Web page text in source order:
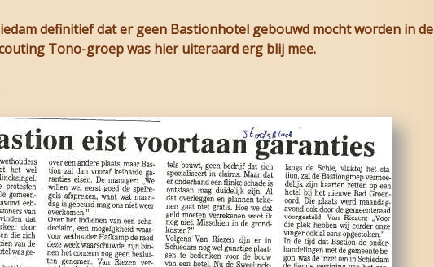
definitief dat er geen Bastionhotel gebouwd mocht worden in de
Tono-groep was hier uiteraard erg blij mee.